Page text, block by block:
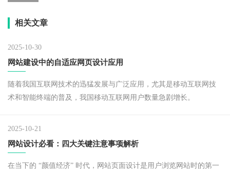
相关文章
2025-10-30
网站建设中的自适应网页设计应用
随着我国互联网技术的迅猛发展与广泛应用，尤其是移动互联网技
术和智能终端的普及，我国移动互联网用户数量急剧增长。
2025-10-21
网站设计必看：四大关键注意事项解析
在当下的 “颜值经济” 时代，网站页面设计是用户浏览网站时的第一